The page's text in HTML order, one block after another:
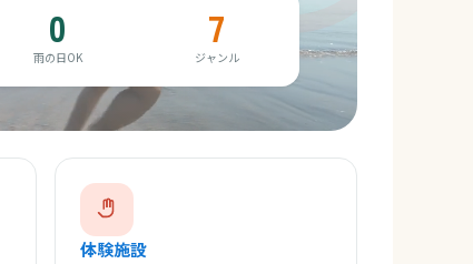
0
雨の日OK
7
ジャンル
体験施設